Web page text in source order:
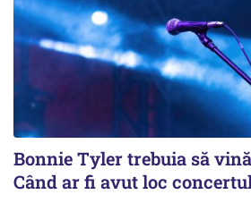
Bonnie Tyler trebuia să
Când ar fi avut loc